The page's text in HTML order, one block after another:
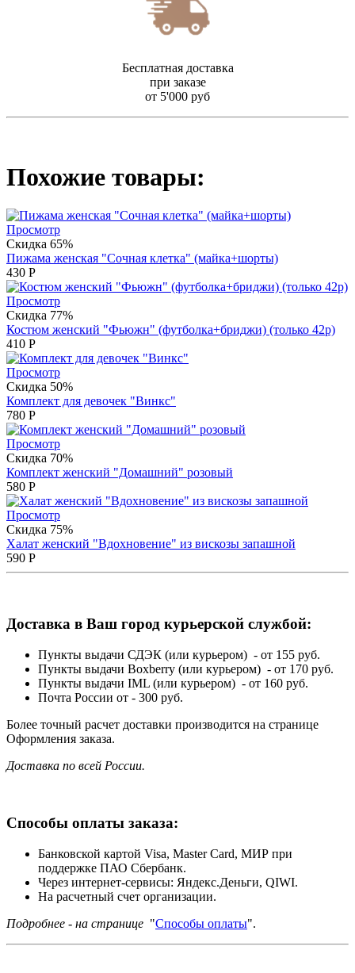
Бесплатная доставка
при заказе
от 5'000 руб
Похожие товары:
Просмотр
Скидка 65%
Пижама женская "Сочная клетка" (майка+шорты)
430 Р
Просмотр
Скидка 77%
Костюм женский "Фьюжн" (футболка+бриджи) (только 42р)
410 Р
Просмотр
Скидка 50%
Комплект для девочек "Винкс"
780 Р
Просмотр
Скидка 70%
Комплект женский "Домашний" розовый
580 Р
Просмотр
Скидка 75%
Халат женский "Вдохновение" из вискозы запашной
590 Р
Доставка в Ваш город курьерской службой:
Пункты выдачи СДЭК (или курьером) - от 155 руб.
Пункты выдачи Boxberry (или курьером) - от 170 руб.
Пункты выдачи IML (или курьером) - от 160 руб.
Почта России от - 300 руб.
Более точный расчет доставки производится на странице
Оформления заказа.
Доставка по всей России.
Способы оплаты заказа:
Банковской картой Visa, Master Card, МИР при
поддержке ПАО Сбербанк.
Через интернет-сервисы: Яндекс.Деньги, QIWI.
На расчетный счет организации.
Подробнее - на странице "Способы оплаты".